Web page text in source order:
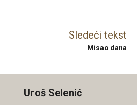
Sledeći tekst
Misao dana
Uroš Selenić